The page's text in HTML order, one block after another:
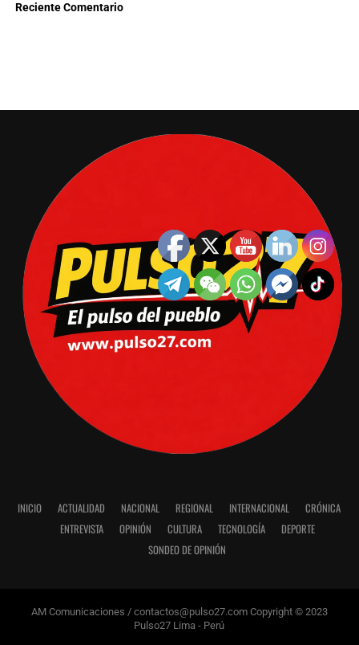
Reciente Comentario
INICIO ACTUALIDAD NACIONAL REGIONAL INTERNACIONAL
CRÓNICA
ENTREVISTA
OPINIÓN CULTURA TECNOLOGÍA
DEPORTE
SONDEO DE OPINIÓN
AM Comunicaciones / contactos@pulso27.com Copyright © 2023
Pulso27 Lima - Perú